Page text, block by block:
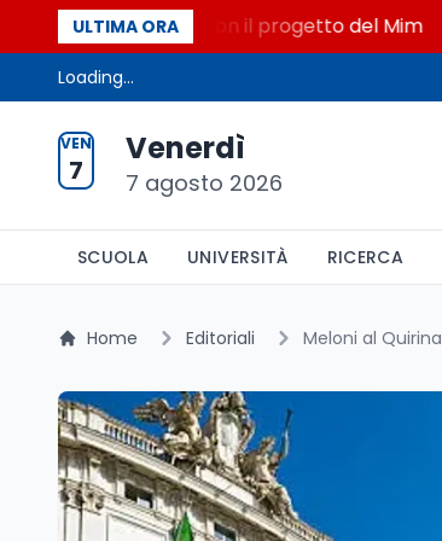
ULTIMA ORA
STEM a Lerici con il progetto del Mim
Loading...
VEN
7
Venerdì
7 agosto 2026
SCUOLA UNIVERSITÀ RICERCA
Home Editoriali